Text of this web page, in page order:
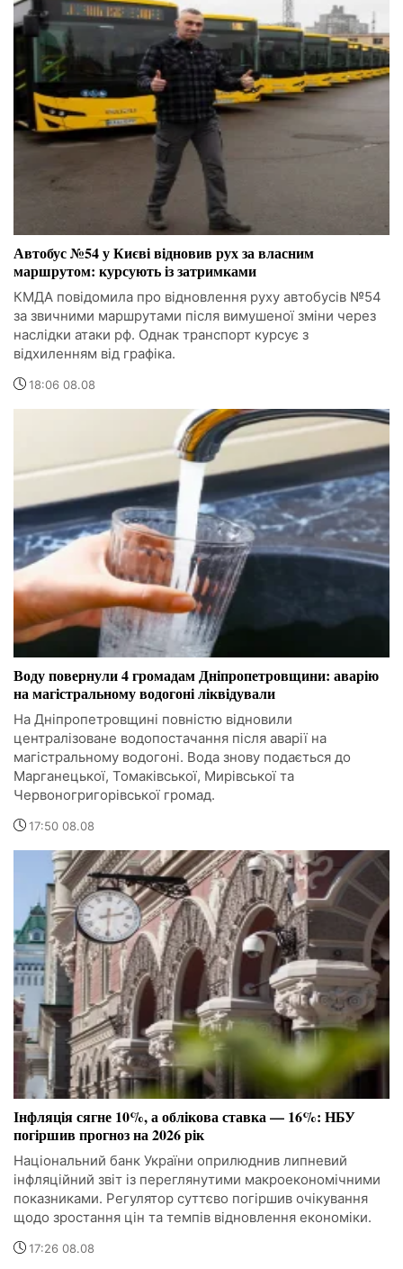
Автобус №54 у Києві відновив рух за власним
маршрутом: курсують із затримками
КМДА повідомила про відновлення руху автобусів №54
за звичними маршрутами після вимушеної зміни через
наслідки атаки рф. Однак транспорт курсує з
відхиленням від графіка.
18:06 08.08
Воду повернули 4 громадам Дніпропетровщини: аварію
на магістральному водогоні ліквідували
На Дніпропетровщині повністю відновили
централізоване водопостачання після аварії на
магістральному водогоні. Вода знову подається до
Марганецької, Томаківської, Мирівської та
Червоногригорівської громад.
17:50 08.08
Інфляція сягне 10%, а облікова ставка — 16%: НБУ
погіршив прогноз на 2026 рік
Національний банк України оприлюднив липневий
інфляційний звіт із переглянутими макроекономічними
показниками. Регулятор суттєво погіршив очікування
щодо зростання цін та темпів відновлення економіки.
17:26 08.08